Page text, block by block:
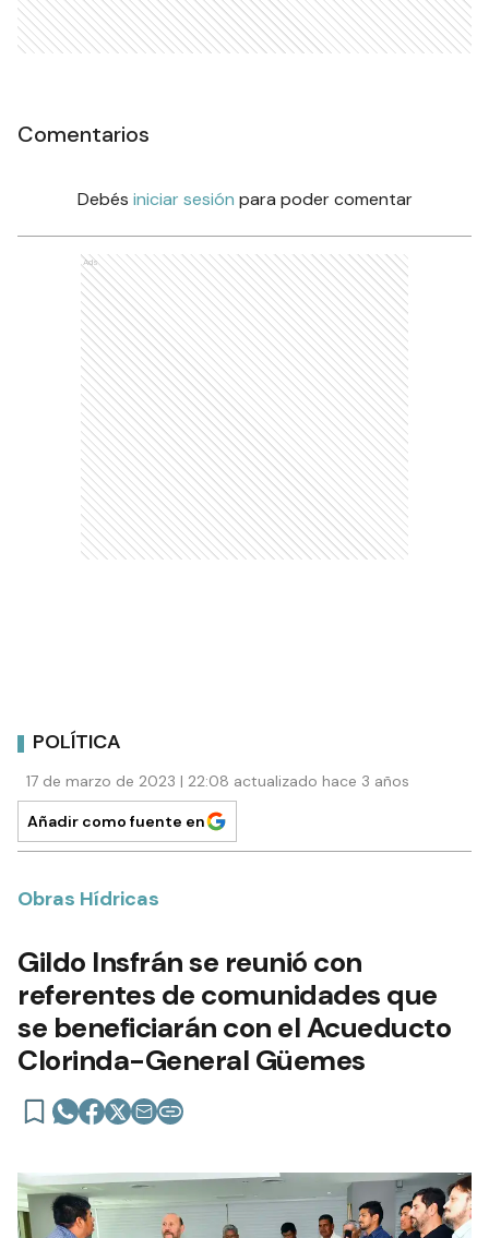
Comentarios
Debés iniciar sesión para poder comentar
Ads
POLÍTICA
17 de marzo de 2023 | 22:08 actualizado hace 3 años
Añadir como fuente en
Obras Hídricas
Gildo Insfrán se reunió con
referentes de comunidades que
se beneficiarán con el Acueducto
Clorinda-General Güemes